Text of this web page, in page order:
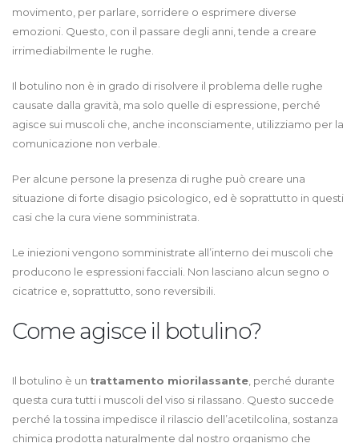
movimento, per parlare, sorridere o esprimere diverse
emozioni. Questo, con il passare degli anni, tende a creare
irrimediabilmente le rughe.
Il botulino non è in grado di risolvere il problema delle rughe
causate dalla gravità, ma solo quelle di espressione, perché
agisce sui muscoli che, anche inconsciamente, utilizziamo per la
comunicazione non verbale.
Per alcune persone la presenza di rughe può creare una
situazione di forte disagio psicologico, ed è soprattutto in questi
casi che la cura viene somministrata.
Le iniezioni vengono somministrate all’interno dei muscoli che
producono le espressioni facciali. Non lasciano alcun segno o
cicatrice e, soprattutto, sono reversibili.
Come agisce il botulino?
Il botulino è un trattamento miorilassante , perché durante
questa cura tutti i muscoli del viso si rilassano. Questo succede
perché la tossina impedisce il rilascio dell’acetilcolina, sostanza
chimica prodotta naturalmente dal nostro organismo che